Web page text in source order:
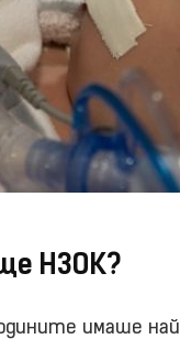
НЗОК?
имаше